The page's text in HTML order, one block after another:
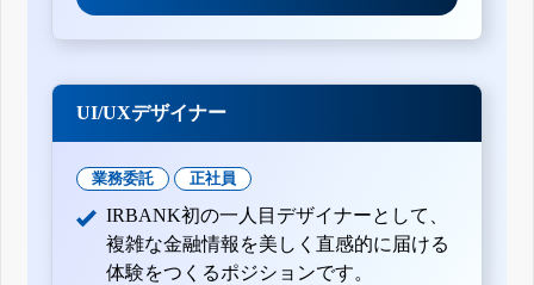
UI/UXデザイナー
業務委託 正社員
IRBANK初の一人目デザイナーとして、
複雑な金融情報を美しく直感的に届ける
体験をつくるポジションです。